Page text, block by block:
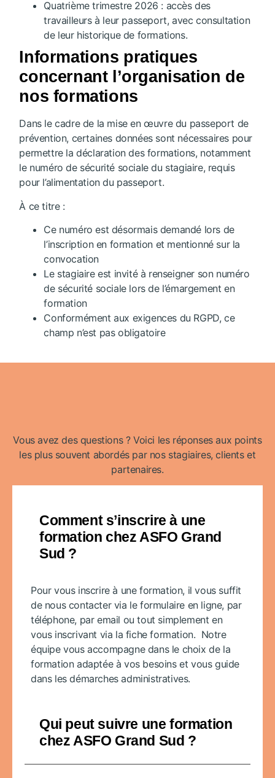
Quatrième trimestre 2026 : accès des
travailleurs à leur passeport, avec consultation
de leur historique de formations.
Informations pratiques
concernant l’organisation de
nos formations
Dans le cadre de la mise en œuvre du passeport de
prévention, certaines données sont nécessaires pour
permettre la déclaration des formations, notamment
le numéro de sécurité sociale du stagiaire, requis
pour l’alimentation du passeport.
À ce titre :
Ce numéro est désormais demandé lors de
l’inscription en formation et mentionné sur la
convocation
Le stagiaire est invité à renseigner son numéro
de sécurité sociale lors de l’émargement en
formation
Conformément aux exigences du RGPD, ce
champ n’est pas obligatoire
Vous avez des questions ? Voici les réponses aux points
les plus souvent abordés par nos stagiaires, clients et
partenaires.
Comment s’inscrire à une
formation chez ASFO Grand
Sud ?
Pour vous inscrire à une formation, il vous suffit
de nous contacter via le formulaire en ligne, par
téléphone, par email ou tout simplement en
vous inscrivant via la fiche formation. Notre
équipe vous accompagne dans le choix de la
formation adaptée à vos besoins et vous guide
dans les démarches administratives.
Qui peut suivre une formation
chez ASFO Grand Sud ?